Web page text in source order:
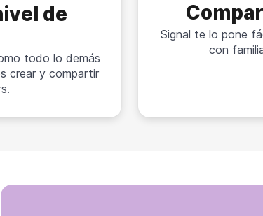
de
todo lo demás
crear y compartir
Signal te lo pone
con